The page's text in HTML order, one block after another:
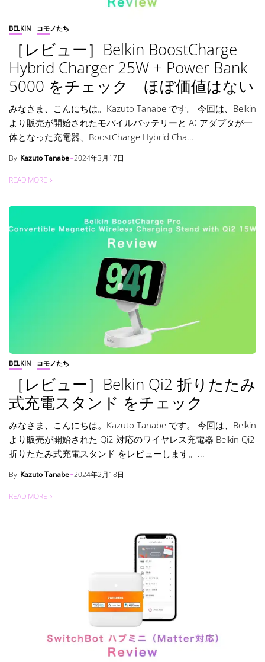
BELKIN コモノたち
［レビュー］Belkin BoostCharge
Hybrid Charger 25W + Power Bank
5000 をチェック ほぼ価値はない
みなさま、こんにちは。Kazuto Tanabe です。 今回は、Belkin
より販売が開始されたモバイルバッテリーと ACアダプタが一
体となった充電器、BoostCharge Hybrid Cha...
By Kazuto Tanabe 2024年3月17日
READ MORE
BELKIN コモノたち
［レビュー］Belkin Qi2 折りたたみ
式充電スタンド をチェック
みなさま、こんにちは。Kazuto Tanabe です。 今回は、Belkin
より販売が開始された Qi2 対応のワイヤレス充電器 Belkin Qi2
折りたたみ式充電スタンド をレビューします。...
By Kazuto Tanabe 2024年2月18日
READ MORE